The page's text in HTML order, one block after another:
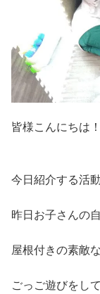
皆様こんにちは！
今日紹介する活動
昨日お子さんの
屋根付きの素敵
ごっご遊びをし